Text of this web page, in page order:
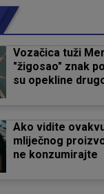
Vozačica tuži
"žigosao" znak
su opekline
Ako vidite
mliječnog
ne konzumirajte